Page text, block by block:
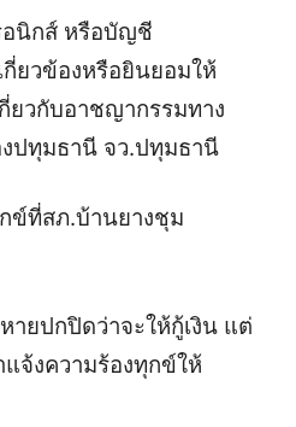
อนิกส์ หรือบัญชี
ยวข้องหรือยินยอมให้
ยวกับอาชญากรรมทาง
ปทุมธานี จว.ปทุมธานี
ข์ที่สภ.บ้านยางชุม
ายปกปิดว่าจะให้กู้เงิน แต่
แจ้งความร้องทุกข์ให้